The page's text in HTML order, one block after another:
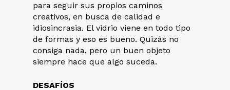
para seguir sus propios caminos
creativos, en busca de calidad e
idiosincrasia. El vidrio viene en todo tipo
de formas y eso es bueno. Quizás no
consiga nada, pero un buen objeto
siempre hace que algo suceda.
DESAFÍOS